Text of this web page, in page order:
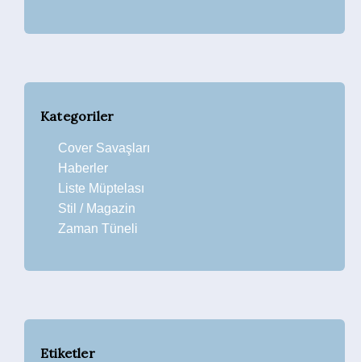
Kategoriler
Cover Savaşları
Haberler
Liste Müptelası
Stil / Magazin
Zaman Tüneli
Etiketler